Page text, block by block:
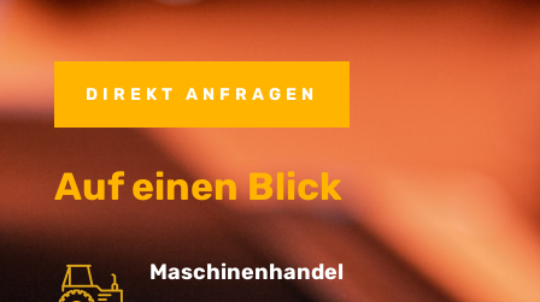
DIREKT ANFRAGEN
Auf einen Blick
Maschinenhandel